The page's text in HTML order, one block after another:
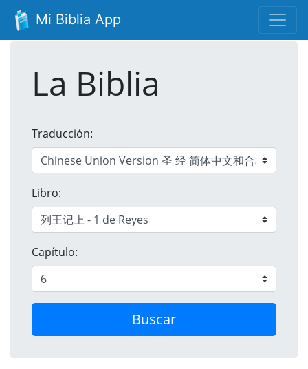
Mi Biblia App
La Biblia
Traducción:
Libro:
Capítulo:
Buscar